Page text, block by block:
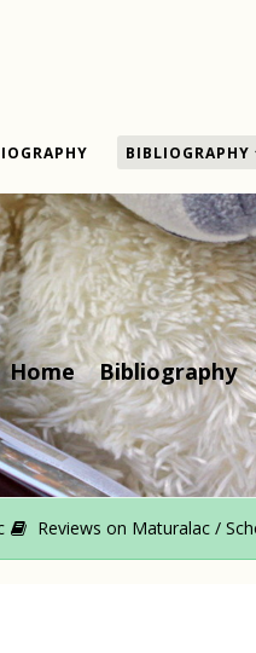
BIBLIOGRAPHY
Home Bibliography
Reviews on Maturalac /